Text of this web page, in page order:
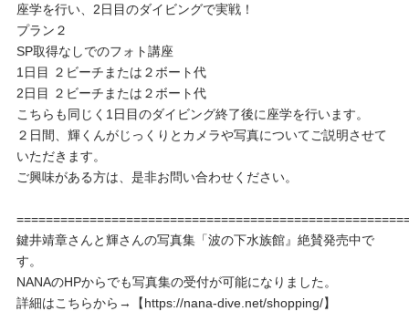
座学を行い、2日目のダイビングで実戦！
プラン２
SP取得なしでのフォト講座
1日目 ２ビーチまたは２ボート代
2日目 ２ビーチまたは２ボート代
こちらも同じく1日目のダイビング終了後に座学を行います。
２日間、輝くんがじっくりとカメラや写真についてご説明させて
いただきます。
ご興味がある方は、是非お問い合わせください。
鍵井靖章さんと輝さんの写真集「波の下水族館』絶賛発売中で
す。
NANAのHPからでも写真集の受付が可能になりました。
詳細はこちらから→【https://nana-dive.net/shopping/】